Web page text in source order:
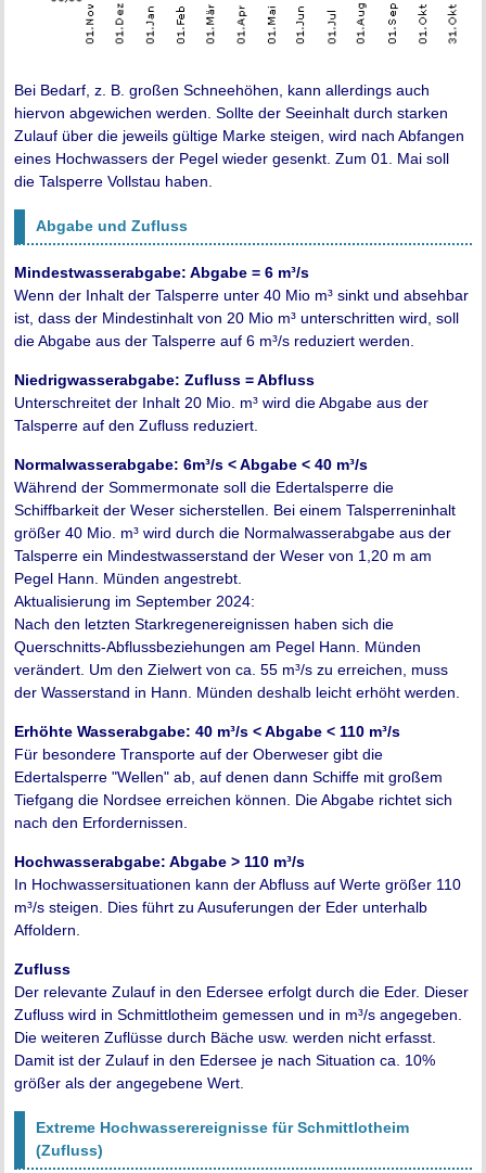
Bei Bedarf, z. B. großen Schneehöhen, kann allerdings auch
hiervon abgewichen werden. Sollte der Seeinhalt durch starken
Zulauf über die jeweils gültige Marke steigen, wird nach Abfangen
eines Hochwassers der Pegel wieder gesenkt. Zum 01. Mai soll
die Talsperre Vollstau haben.
Abgabe und Zufluss
Mindestwasserabgabe: Abgabe = 6 m³/s
Wenn der Inhalt der Talsperre unter 40 Mio m³ sinkt und absehbar
ist, dass der Mindestinhalt von 20 Mio m³ unterschritten wird, soll
die Abgabe aus der Talsperre auf 6 m³/s reduziert werden.
Niedrigwasserabgabe: Zufluss = Abfluss
Unterschreitet der Inhalt 20 Mio. m³ wird die Abgabe aus der
Talsperre auf den Zufluss reduziert.
Normalwasserabgabe: 6m³/s < Abgabe < 40 m³/s
Während der Sommermonate soll die Edertalsperre die
Schiffbarkeit der Weser sicherstellen. Bei einem Talsperreninhalt
größer 40 Mio. m³ wird durch die Normalwasserabgabe aus der
Talsperre ein Mindestwasserstand der Weser von 1,20 m am
Pegel Hann. Münden angestrebt.
Aktualisierung im September 2024:
Nach den letzten Starkregenereignissen haben sich die
Querschnitts-Abflussbeziehungen am Pegel Hann. Münden
verändert. Um den Zielwert von ca. 55 m³/s zu erreichen, muss
der Wasserstand in Hann. Münden deshalb leicht erhöht werden.
Erhöhte Wasserabgabe: 40 m³/s < Abgabe < 110 m³/s
Für besondere Transporte auf der Oberweser gibt die
Edertalsperre "Wellen" ab, auf denen dann Schiffe mit großem
Tiefgang die Nordsee erreichen können. Die Abgabe richtet sich
nach den Erfordernissen.
Hochwasserabgabe: Abgabe > 110 m³/s
In Hochwassersituationen kann der Abfluss auf Werte größer 110
m³/s steigen. Dies führt zu Ausuferungen der Eder unterhalb
Affoldern.
Zufluss
Der relevante Zulauf in den Edersee erfolgt durch die Eder. Dieser
Zufluss wird in Schmittlotheim gemessen und in m³/s angegeben.
Die weiteren Zuflüsse durch Bäche usw. werden nicht erfasst.
Damit ist der Zulauf in den Edersee je nach Situation ca. 10%
größer als der angegebene Wert.
Extreme Hochwasserereignisse für Schmittlotheim
(Zufluss)